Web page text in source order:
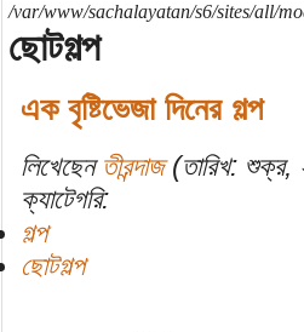
/var/www/sachalayatan/s6/sites/all/
ছোটগল্প
এক বৃষ্টিভেজা দিনের গল্প
লিখেছেন তীরন্দাজ(তারিখ:
ক্যাটেগরি:
গল্প
ছোটগল্প